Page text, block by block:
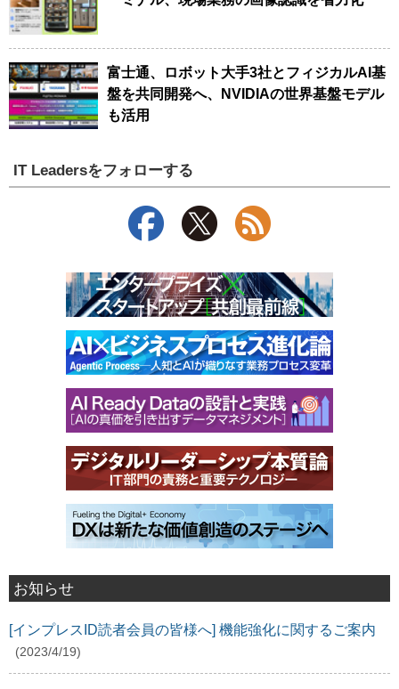
富士通、ロボット大手3社とフィジカルAI基
盤を共同開発へ、NVIDIAの世界基盤モデル
も活用
IT Leadersをフォローする
お知らせ
[インプレスID読者会員の皆様へ] 機能強化に関するご案内
(2023/4/19)